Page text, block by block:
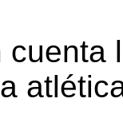
cuenta